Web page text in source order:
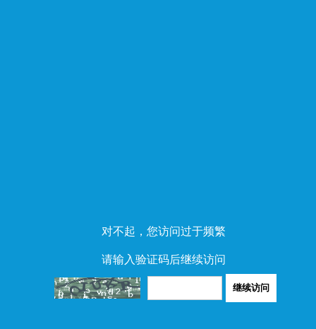
对不起，您访问过于频繁
请输入验证码后继续访问
继续访问